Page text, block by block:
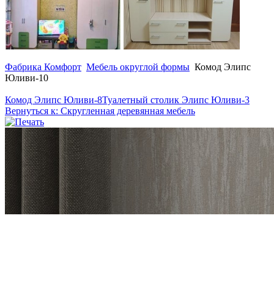
Фабрика Комфорт Мебель округлой формы Комод Элипс
Юливи-10
Комод Элипс Юливи-8Туалетный столик Элипс Юливи-3
Вернуться к: Скругленная деревянная мебель